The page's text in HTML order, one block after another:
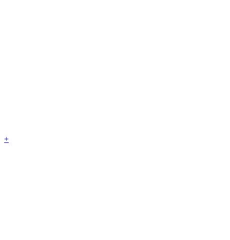
+